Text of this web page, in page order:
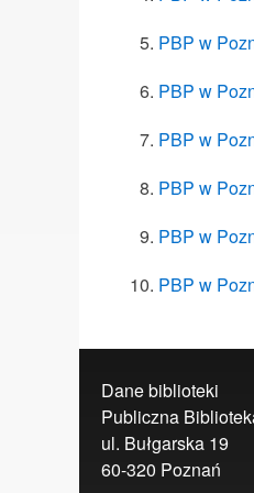
PBP w
PBP w
PBP w
PBP w
PBP w
PBP w
Dane biblioteki
Publiczna
ul. Bułgarska 19
60-320